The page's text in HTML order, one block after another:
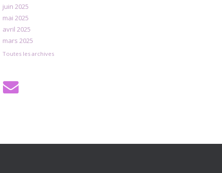
juin 2025
mai 2025
avril 2025
mars 2025
Toutes les archives